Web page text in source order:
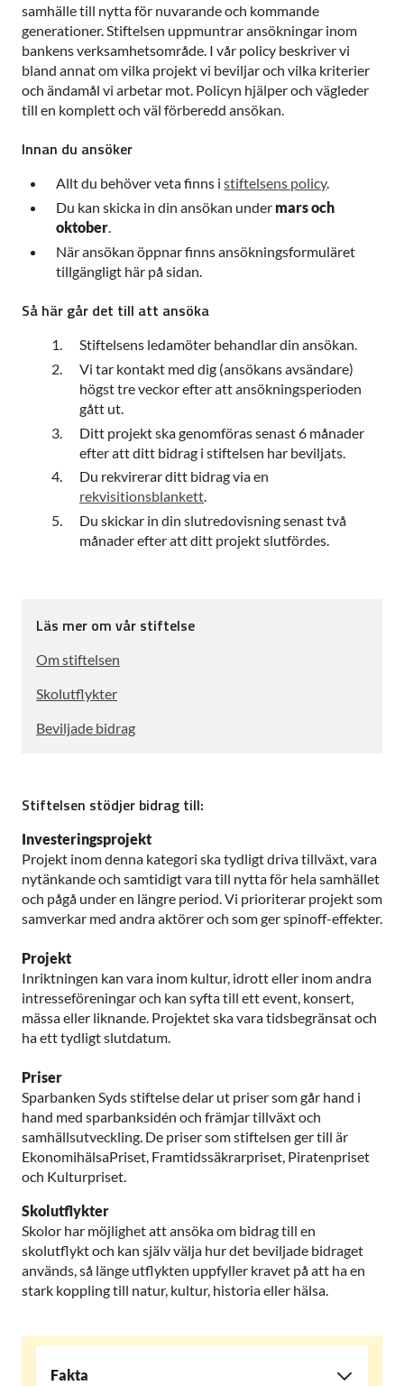
samhälle till nytta för nuvarande och kommande
generationer. Stiftelsen uppmuntrar ansökningar inom
bankens verksamhetsområde. I vår policy beskriver vi
bland annat om vilka projekt vi beviljar och vilka kriterier
och ändamål vi arbetar mot. Policyn hjälper och vägleder
till en komplett och väl förberedd ansökan.
Innan du ansöker
Allt du behöver veta finns istiftelsens policy.
Du kan skicka in din ansökan under mars och
oktober.
När ansökan öppnar finns ansökningsformuläret
tillgängligt här på sidan.
Så här går det till att ansöka
Stiftelsens ledamöter behandlar din ansökan.
Vi tar kontakt med dig (ansökans avsändare)
högst tre veckor efter att ansökningsperioden
gått ut.
Ditt projekt ska genomföras senast 6 månader
efter att ditt bidrag i stiftelsen har beviljats.
Du rekvirerar ditt bidrag via en
rekvisitionsblankett.
Du skickar in din slutredovisning senast två
månader efter att ditt projekt slutfördes.
Läs mer om vår stiftelse
Om stiftelsen
Skolutflykter
Beviljade bidrag
Stiftelsen stödjer bidrag till:
Investeringsprojekt
Projekt inom denna kategori ska tydligt driva tillväxt, vara
nytänkande och samtidigt vara till nytta för hela samhället
och pågå under en längre period. Vi prioriterar projekt som
samverkar med andra aktörer och som ger spinoff-effekter.
Projekt
Inriktningen kan vara inom kultur, idrott eller inom andra
intresseföreningar och kan syfta till ett event, konsert,
mässa eller liknande. Projektet ska vara tidsbegränsat och
ha ett tydligt slutdatum.
Priser
Sparbanken Syds stiftelse delar ut priser som går hand i
hand med sparbanksidén och främjar tillväxt och
samhällsutveckling. De priser som stiftelsen ger till är
EkonomihälsaPriset, Framtidssäkrarpriset, Piratenpriset
och Kulturpriset.
Skolutflykter
Skolor har möjlighet att ansöka om bidrag till en
skolutflykt och kan själv välja hur det beviljade bidraget
används, så länge utflykten uppfyller kravet på att ha en
stark koppling till natur, kultur, historia eller hälsa.
Fakta